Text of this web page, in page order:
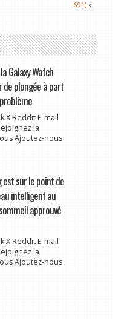
691) »
Galaxy Watch
plongée à part
X Reddit E-mail
la
Ajoutez-nous
est sur le point de
intelligent au
approuvé
X Reddit E-mail
la
Ajoutez-nous